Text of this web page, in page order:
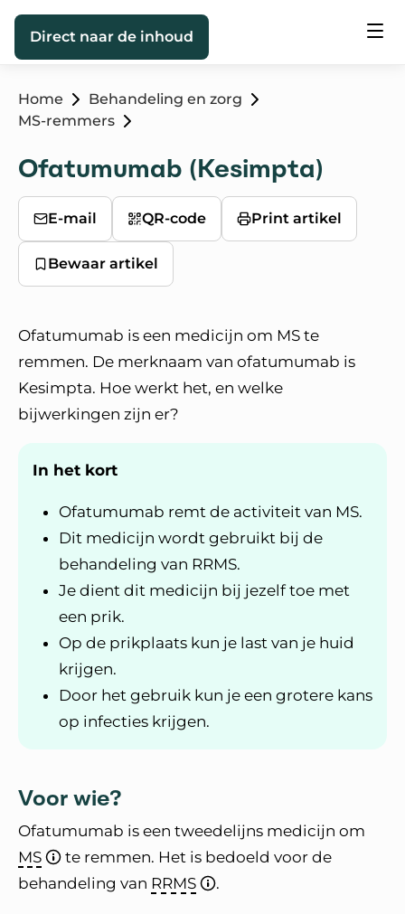
Direct naar de inhoud
Home
Behandeling en zorg
MS-remmers
Ofatumumab (Kesimpta)
E-mail QR-code Print artikel
Bewaar artikel
Ofatumumab is een medicijn om MS te
remmen. De merknaam van ofatumumab is
Kesimpta. Hoe werkt het, en welke
bijwerkingen zijn er?
In het kort
Ofatumumab remt de activiteit van MS.
Dit medicijn wordt gebruikt bij de
behandeling van RRMS.
Je dient dit medicijn bij jezelf toe met
een prik.
Op de prikplaats kun je last van je huid
krijgen.
Door het gebruik kun je een grotere kans
op infecties krijgen.
Voor wie?
Ofatumumab is een tweedelijns medicijn om
MS
te remmen. Het is bedoeld voor de
behandeling van RRMS .